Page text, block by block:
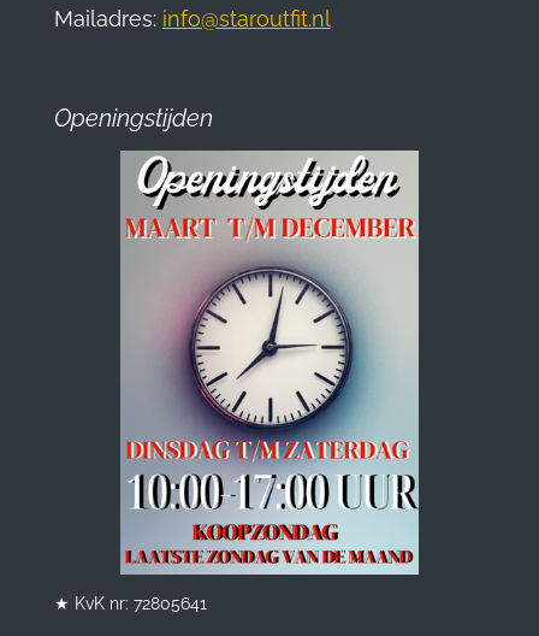
Mailadres: info@staroutfit.nl
Openingstijden
★ KvK nr: 72805641